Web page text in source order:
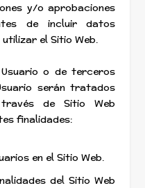
y/o aprobaciones
de incluir datos
el Sitio Web.
o de terceros
serán tratados
de Sitio Web
finalidades:
en el Sitio Web.
del Sitio Web